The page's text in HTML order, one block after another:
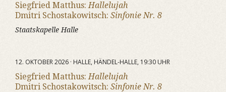
Siegfried Matthus:Hallelujah
Dmitri Schostakowitsch: Sinfonie Nr. 8
Staatskapelle Halle
12. OKTOBER 2026 · HALLE, HÄNDEL-HALLE, 19:30 UHR
Siegfried Matthus:Hallelujah
Dmitri Schostakowitsch: Sinfonie Nr. 8